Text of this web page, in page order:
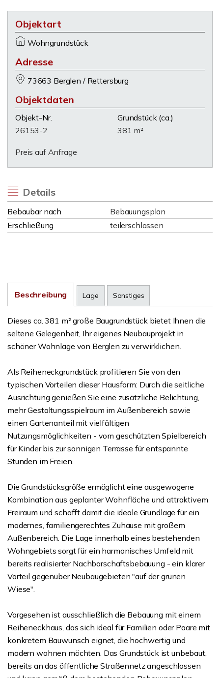
Objektart
Wohngrundstück
Adresse
73663 Berglen / Rettersburg
Objektdaten
Objekt-Nr.
26153-2
Grundstück(ca.)
381 m²
Preis auf Anfrage
Details
Bebaubar nach
Bebauungsplan
Erschließung
teilerschlossen
Beschreibung Lage Sonstiges
Dieses ca. 381 m² große Baugrundstück bietet Ihnen die
seltene Gelegenheit, Ihr eigenes Neubauprojekt in
schöner Wohnlage von Berglen zu verwirklichen.
Als Reiheneckgrundstück profitieren Sie von den
typischen Vorteilen dieser Hausform: Durch die seitliche
Ausrichtung genießen Sie eine zusätzliche Belichtung,
mehr Gestaltungsspielraum im Außenbereich sowie
einen Gartenanteil mit vielfältigen
Nutzungsmöglichkeiten - vom geschützten Spielbereich
für Kinder bis zur sonnigen Terrasse für entspannte
Stunden im Freien.
Die Grundstücksgröße ermöglicht eine ausgewogene
Kombination aus geplanter Wohnfläche und attraktivem
Freiraum und schafft damit die ideale Grundlage für ein
modernes, familiengerechtes Zuhause mit großem
Außenbereich. Die Lage innerhalb eines bestehenden
Wohngebiets sorgt für ein harmonisches Umfeld mit
bereits realisierter Nachbarschaftsbebauung - ein klarer
Vorteil gegenüber Neubaugebieten "auf der grünen
Wiese".
Vorgesehen ist ausschließlich die Bebauung mit einem
Reiheneckhaus, das sich ideal für Familien oder Paare mit
konkretem Bauwunsch eignet, die hochwertig und
modern wohnen möchten. Das Grundstück ist unbebaut,
bereits an das öffentliche Straßennetz angeschlossen